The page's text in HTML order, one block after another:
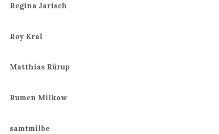
Regina Jarisch
Roy Kral
Matthias Rürup
Rumen Milkow
samtmilbe